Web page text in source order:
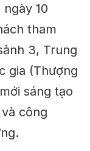
10
tham
3, Trung
gia (Thượng
sáng tạo
công